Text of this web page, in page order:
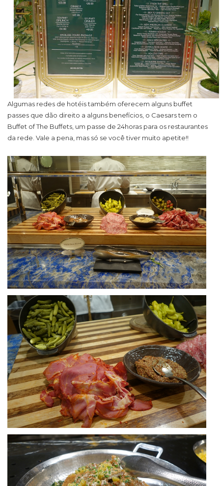
Algumas redes de hotéis também oferecem alguns buffet
passes que dão direito a alguns benefícios, o Caesars tem o
Buffet of The Buffets, um passe de 24horas para os restaurantes
da rede. Vale a pena, mas só se você tiver muito apetite!!